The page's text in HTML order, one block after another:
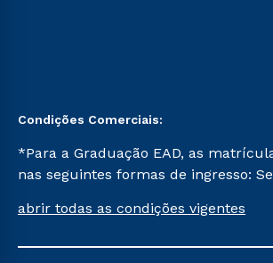
Condições Comerciais:
*Para a Graduação EAD, as
nas seguintes formas de ingresso:
Já para as demais, a taxa de
abrir todas as condições vigentes